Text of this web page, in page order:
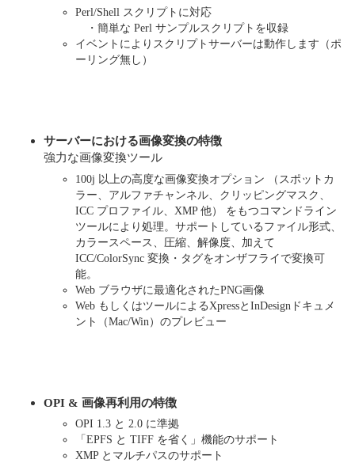
Perl/Shell スクリプトに対応
・簡単な Perl サンプルスクリプトを収録
イベントによりスクリプトサーバーは動作します（ポ
ーリング無し）
サーバーにおける画像変換の特徴
強力な画像変換ツール
100j 以上の高度な画像変換オプション （スポットカ
ラー、アルファチャンネル、クリッピングマスク、
ICC プロファイル、XMP 他） をもつコマンドライン
ツールにより処理。サポートしているファイル形式、
カラースペース、圧縮、解像度、加えて
ICC/ColorSync 変換・タグをオンザフライで変換可
能。
Web ブラウザに最適化されたPNG画像
Web もしくはツールによるXpressとInDesignドキュメ
ント（Mac/Win）のプレビュー
OPI & 画像再利用の特徴
OPI 1.3 と 2.0 に準拠
「EPFS と TIFF を省く」機能のサポート
XMP とマルチパスのサポート